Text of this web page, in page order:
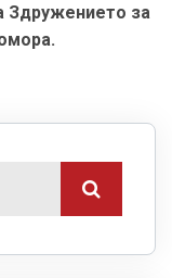
Здружението за